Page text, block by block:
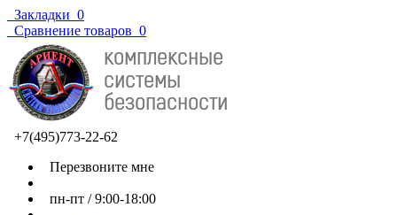
Закладки 0
Сравнение товаров 0
+7(495)773-22-62
Перезвоните мне
пн-пт / 9:00-18:00